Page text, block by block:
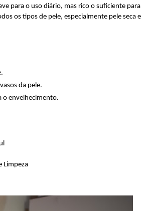
para o uso diário, mas rico o suficiente para
os tipos de pele, especialmente pele seca e
da pele.
o envelhecimento.
Limpeza